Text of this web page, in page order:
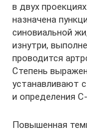
в двух
назначена
синовиальной
изнутри,
проводится
Степень
устанавливают
и определения
Повышенная